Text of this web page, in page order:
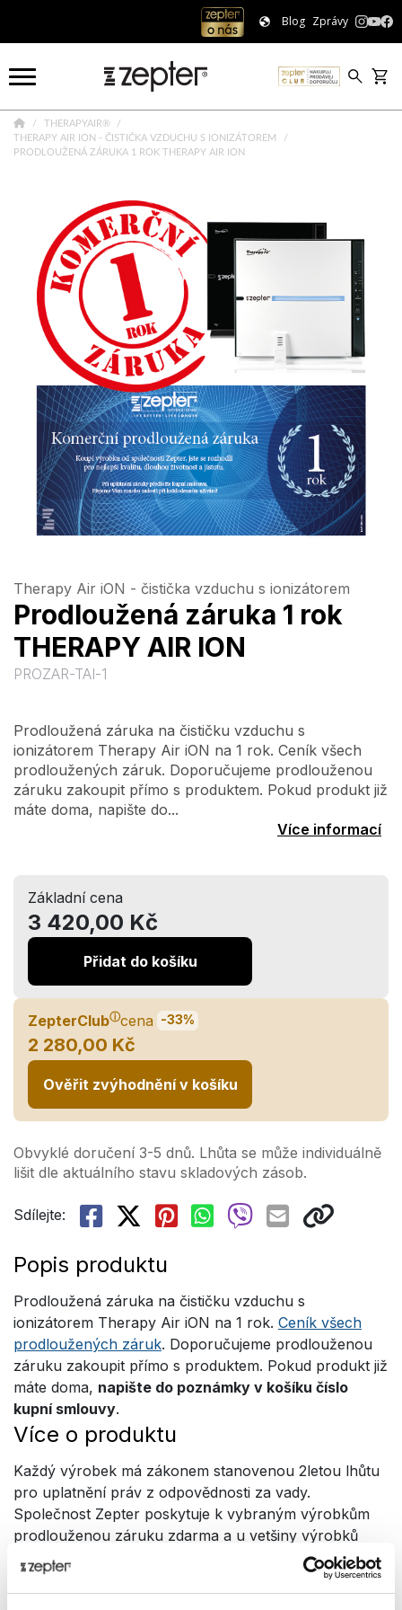
Blog Zprávy
THERAPYAIR®
THERAPY AIR ION - ČISTIČKA VZDUCHU S IONIZÁTOREM
PRODLOUŽENÁ ZÁRUKA 1 ROK THERAPY AIR ION
Therapy Air iON - čistička vzduchu s ionizátorem
Prodloužená záruka 1 rok
THERAPY AIR ION
PROZAR-TAI-1
Prodloužená záruka na čističku vzduchu s
ionizátorem Therapy Air iON na 1 rok. Ceník všech
prodloužených záruk. Doporučujeme prodlouženou
záruku zakoupit přímo s produktem. Pokud produkt již
máte doma, napište do...
Více informací
Základní cena
3 420,00 Kč
Přidat do košíku
ZepterClubⓘcena -33%
2 280,00 Kč
Ověřit zvýhodnění v košíku
Obvyklé doručení 3-5 dnů. Lhůta se může individuálně
lišit dle aktuálního stavu skladových zásob.
Sdílejte:
Popis produktu
Prodloužená záruka na čističku vzduchu s
ionizátorem Therapy Air iON na 1 rok. Ceník všech
prodloužených záruk. Doporučujeme prodlouženou
záruku zakoupit přímo s produktem. Pokud produkt již
máte doma, napište do poznámky v košíku číslo
kupní smlouvy.
Více o produktu
Každý výrobek má zákonem stanovenou 2letou lhůtu
pro uplatnění práv z odpovědnosti za vady.
Společnost Zepter poskytuje k vybraným výrobkům
prodlouženou záruku zdarma a u vetšiny výrobků
uvedených v tabulce níže máte možnost si okamžitě
prodloužit záruku až o 36 měsíců pořízením komerční